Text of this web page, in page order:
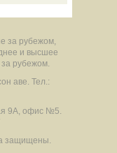
за рубежом,
и высшее
рубежом.
аве. Тел.:
9А, офис №5.
защищены.